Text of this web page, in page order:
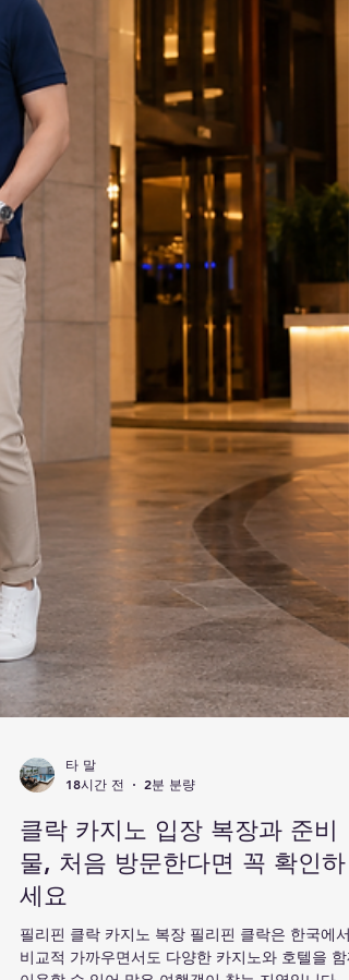
타 말
18시간 전
2분 분량
클락 카지노 입장 복장과 준비
세요